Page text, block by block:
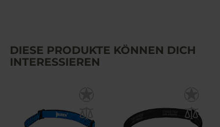
DIESE PRODUKTE KÖNNEN DICH
INTERESSIEREN